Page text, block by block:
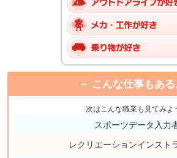
こんな仕事もある
次はこんな職業も見てみよ
スポーツデータ入力
レクリエーションインスト